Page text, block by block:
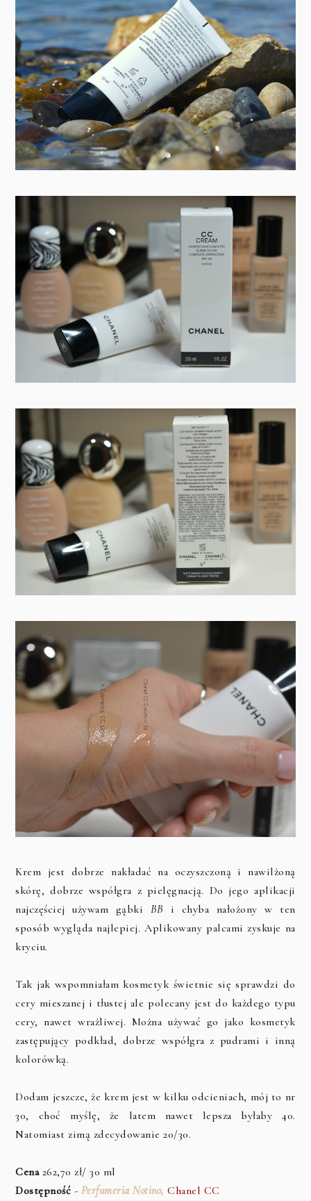
Krem jest dobrze nakładać na oczyszczoną i nawilżoną
skórę, dobrze współgra z pielęgnacją. Do jego aplikacji
najczęściej używam gąbki BB i chyba nałożony w ten
sposób wygląda najlepiej. Aplikowany palcami zyskuje na
kryciu.
Tak jak wspomniałam kosmetyk świetnie się sprawdzi do
cery mieszanej i tłustej ale polecany jest do każdego typu
cery, nawet wrażliwej. Można używać go jako kosmetyk
zastępujący podkład, dobrze współgra z pudrami i inną
kolorówką.
Dodam jeszcze, że krem jest w kilku odcieniach, mój to nr
30, choć myślę, że latem nawet lepsza byłaby 40.
Natomiast zimą zdecydowanie 20/30.
Cena262,70 zł/ 30 ml
Dostępność - Perfumeria Notino, Chanel CC